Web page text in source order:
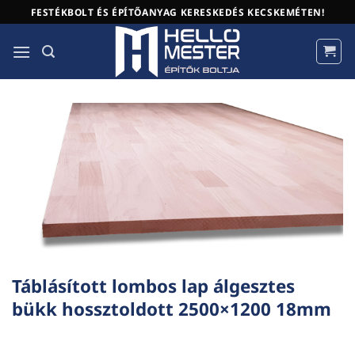
to
content
FESTÉKBOLT ÉS ÉPÍTŐANYAG KERESKEDÉS KECSKEMÉTEN!
Táblásított lombos lap álgesztes
bükk hossztoldott 2500×1200 18mm